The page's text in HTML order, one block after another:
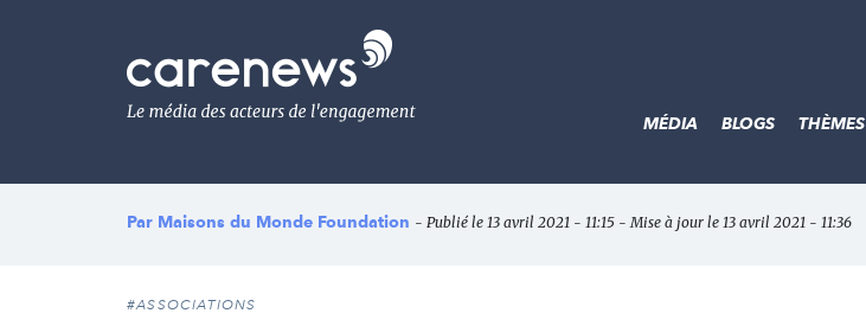
Le
média
de
l'engagement
MÉDIA BLOGS THÈMES
Par Maisons du Monde Foundation - Publié le 13 avril 2021 - 11:15 - Mise à jour le 13 avril 2021 - 11:36
#ASSOCIATIONS